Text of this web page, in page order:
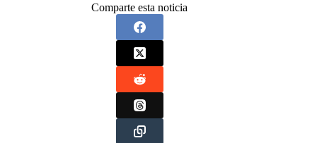
Comparte esta noticia